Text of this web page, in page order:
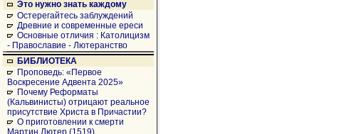
Это нужно знать каждому
Остерегайтесь заблуждений
Древние и современные ереси
Основные отличия : Католицизм
- Православие - Лютеранство
БИБЛИОТЕКА
Проповедь: «Первое
Воскресение Адвента 2025»
Почему Реформаты
(Кальвинисты) отрицают реальное
присутствие Христа в Причастии?
О приготовлении к смерти
Мартин Лютер (1519)